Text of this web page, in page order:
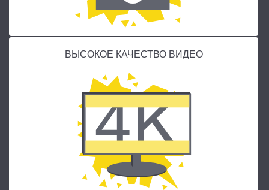
ВЫСОКОЕ КАЧЕСТВО ВИДЕО